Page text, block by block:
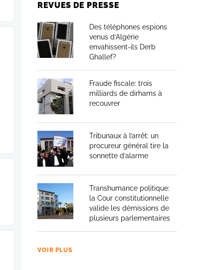
REVUES DE PRESSE
Des téléphones espions
venus d’Algérie
envahissent-ils Derb
Ghallef?
Fraude fiscale: trois
milliards de dirhams à
recouvrer
Tribunaux à l’arrêt: un
procureur général tire la
sonnette d’alarme
Transhumance politique:
la Cour constitutionnelle
valide les démissions de
plusieurs parlementaires
VOIR PLUS